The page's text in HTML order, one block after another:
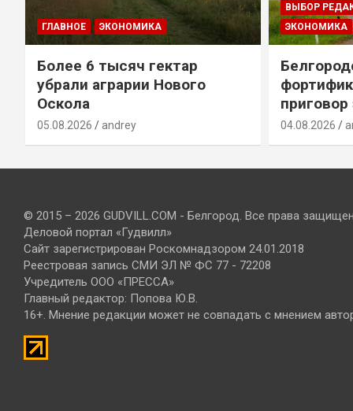
ГЛАВНОЕ ЭКОНОМИКА
Более 6 тысяч гектар
убрали аграрии Нового
Оскола
05.08.2026 andrey
ВЫБОР
ЭКОНОМИКА
04.08.2026
© 2015 – 2026 GUDVILL.COM - Белгород. Все права
Деловой портал «Гудвилл»
Сайт зарегистрирован Роскомнадзором 24.01.2018
Реестровая запись СМИ ЭЛ № ФС 77 - 72208
Учредитель ООО «ПРЕССА»
Главный редактор: Попова Ю.В.
16+. Мнение редакции может не совпадать с мнением